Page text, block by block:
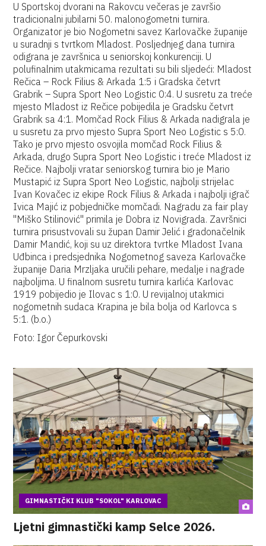
U Sportskoj dvorani na Rakovcu večeras je završio
tradicionalni jubilarni 50. malonogometni turnira.
Organizator je bio Nogometni savez Karlovačke županije
u suradnji s tvrtkom Mladost. Posljednjeg dana turnira
odigrana je završnica u seniorskoj konkurenciji. U
polufinalnim utakmicama rezultati su bili sljedeći: Mladost
Rečica – Rock Filius & Arkada 1:5 i Gradska četvrt
Grabrik – Supra Sport Neo Logistic 0:4. U susretu za treće
mjesto Mladost iz Rečice pobijedila je Gradsku četvrt
Grabrik sa 4:1. Momčad Rock Filius & Arkada nadigrala je
u susretu za prvo mjesto Supra Sport Neo Logistic s 5:0.
Tako je prvo mjesto osvojila momčad Rock Filius &
Arkada, drugo Supra Sport Neo Logistic i treće Mladost iz
Rečice. Najbolji vratar seniorskog turnira bio je Mario
Mustapić iz Supra Sport Neo Logistic, najbolji strijelac
Ivan Kovačec iz ekipe Rock Filius & Arkada i najbolji igrač
Ivica Majić iz pobjedničke momčadi. Nagradu za fair play
"Miško Stilinović" primila je Dobra iz Novigrada. Završnici
turnira prisustvovali su župan Damir Jelić i gradonačelnik
Damir Mandić, koji su uz direktora tvrtke Mladost Ivana
Uđbinca i predsjednika Nogometnog saveza Karlovačke
županije Daria Mrzljaka uručili pehare, medalje i nagrade
najboljima. U finalnom susretu turnira karlića Karlovac
1919 pobijedio je Ilovac s 1:0. U revijalnoj utakmici
nogometnih sudaca Krapina je bila bolja od Karlovca s
5:1. (b.o.)
Foto: Igor Čepurkovski
GIMNASTIČKI KLUB "SOKOL" KARLOVAC
Ljetni gimnastički kamp Selce 2026.